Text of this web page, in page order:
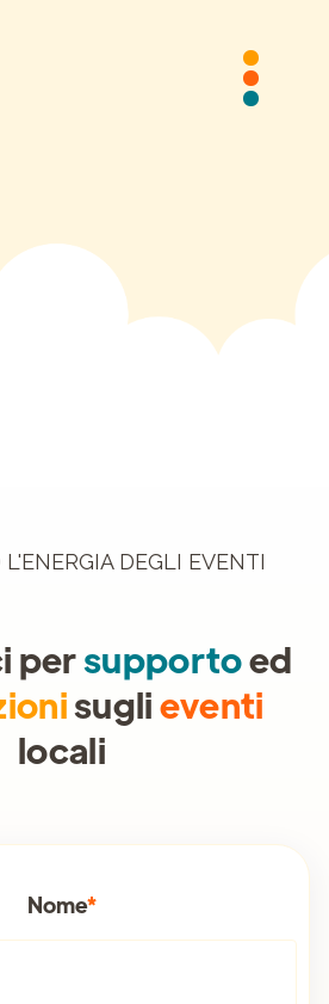
navale
DEGLI EVENTI
persupportoed
suglieventi
locali
Nome*